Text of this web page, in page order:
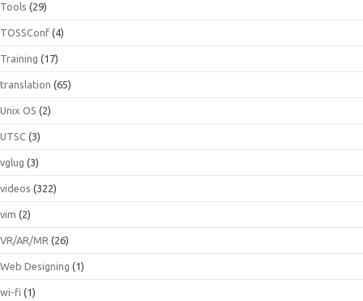
Tools (29)
TOSSConf (4)
Training (17)
translation (65)
Unix OS (2)
UTSC (3)
vglug (3)
videos (322)
vim (2)
VR/AR/MR (26)
Web Designing (1)
wi-fi (1)